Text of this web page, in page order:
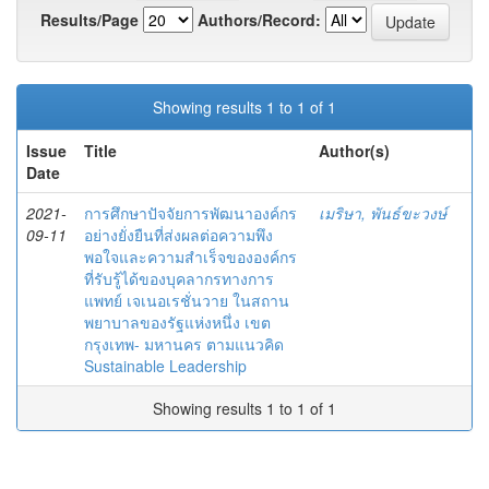
Results/Page
Authors/Record:
Showing results 1 to 1 of 1
Issue
Date
Title Author(s)
2021-
09-11
การศึกษาปัจจัยการพัฒนาองค์กร
อย่างยั่งยืนที่ส่งผลต่อความพึง
พอใจและความสำเร็จขององค์กร
ที่รับรู้ได้ของบุคลากรทางการ
แพทย์ เจเนอเรชั่นวาย ในสถาน
พยาบาลของรัฐแห่งหนึ่ง เขต
กรุงเทพ- มหานคร ตามแนวคิด
Sustainable Leadership
เมริษา, พันธ์ขะวงษ์
Showing results 1 to 1 of 1